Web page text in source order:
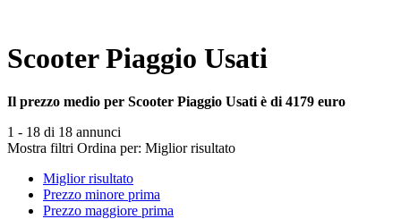
Scooter Piaggio Usati
Il prezzo medio per Scooter Piaggio Usati è di 4179 euro
1 - 18 di 18 annunci
Mostra filtri Ordina per: Miglior risultato
Miglior risultato
Prezzo minore prima
Prezzo maggiore prima